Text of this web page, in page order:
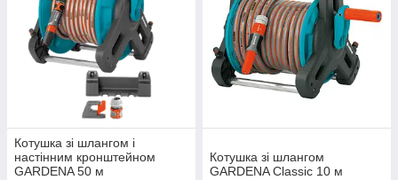
Котушка зі шлангом і
настінним кронштейном
GARDENA 50 м
Котушка зі шлангом
GARDENA Classic 10 м